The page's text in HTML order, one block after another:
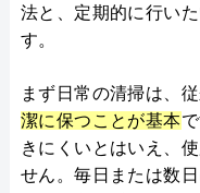
法と、定期的に行い
す。
まず日常の清掃は、
潔に保つことが基本
きにくいとはいえ、
せん。毎日または数